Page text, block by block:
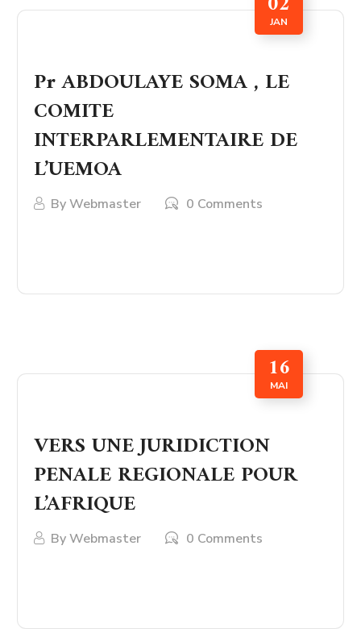
JAN
Pr ABDOULAYE SOMA , LE
COMITE
INTERPARLEMENTAIRE DE
L’UEMOA
ByWebmaster 0 Comments
16
MAI
VERS UNE JURIDICTION
PENALE REGIONALE POUR
L’AFRIQUE
ByWebmaster 0 Comments